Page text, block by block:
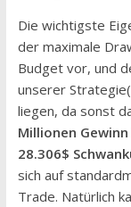
Die wichtigste
der maximale
Budget vor, und
unserer
liegen, da sonst
Millionen
28.306$
sich auf
Trade. Natürlich